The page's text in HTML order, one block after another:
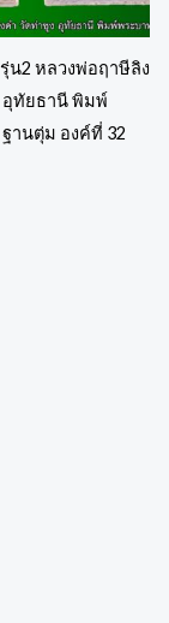
น2 หลวงพ่อฤาษีลิง
อุทัยธานี พิมพ์
านตุ่ม องค์ที่ 32